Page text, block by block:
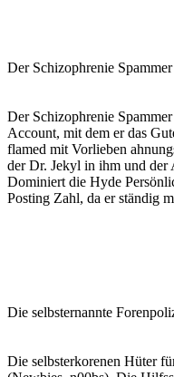
Der Schizophrenie Spammer
Der Schizophrenie
Account, mit dem er das
flamed mit Vorlieben
der Dr. Jekyl in ihm und der
Dominiert die Hyde
Posting Zahl, da er ständig
Die selbsternannte
Die selbsterkorenen Hüter